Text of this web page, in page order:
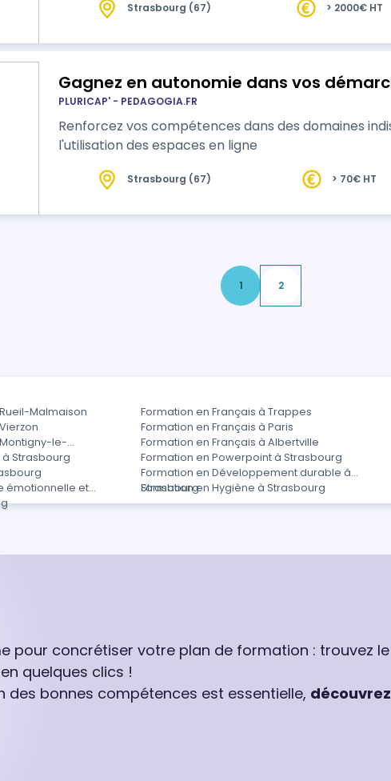
Strasbourg (67) > 2000€ HT
Gagnez en autonomie dans vos
PLURICAP' - PEDAGOGIA.FR
Renforcez vos compétences dans des domaines
l'utilisation des espaces en ligne
Strasbourg (67) > 70€ HT
1 2
Malmaison Formation en Français à Trappes
Formation en Français à Paris
le-
Formation en Français à Albertville
Strasbourg Formation en Powerpoint à Strasbourg
Formation en Développement durable à
Strasbourg
émotionnelle et
Formation en Hygiène à Strasbourg
pour concrétiser votre plan de formation : trouvez
quelques clics !
des bonnes compétences est essentielle,